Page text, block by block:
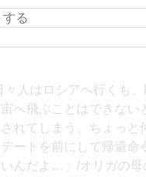
々人はロシアへ行くも
へ飛ぶことはできない
れてしまう。ちょっと
ートを前にして帰還命
いんだよ…」/オリガの母